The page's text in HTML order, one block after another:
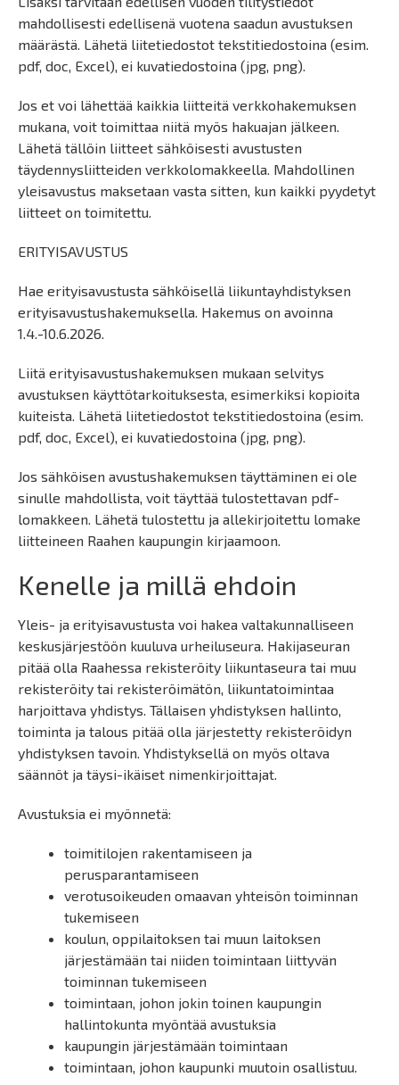
mahdollisesti edellisenä vuotena saadun avustuksen
määrästä. Lähetä liitetiedostot tekstitiedostoina (esim.
pdf, doc, Excel), ei kuvatiedostoina (jpg, png).
Jos et voi lähettää kaikkia liitteitä verkkohakemuksen
mukana, voit toimittaa niitä myös hakuajan jälkeen.
Lähetä tällöin liitteet sähköisesti avustusten
täydennysliitteiden verkkolomakkeella. Mahdollinen
yleisavustus maksetaan vasta sitten, kun kaikki pyydetyt
liitteet on toimitettu.
ERITYISAVUSTUS
Hae erityisavustusta sähköisellä liikuntayhdistyksen
erityisavustushakemuksella. Hakemus on avoinna
1.4.-10.6.2026.
Liitä erityisavustushakemuksen mukaan selvitys
avustuksen käyttötarkoituksesta, esimerkiksi kopioita
kuiteista. Lähetä liitetiedostot tekstitiedostoina (esim.
pdf, doc, Excel), ei kuvatiedostoina (jpg, png).
Jos sähköisen avustushakemuksen täyttäminen ei ole
sinulle mahdollista, voit täyttää tulostettavan pdf-
lomakkeen. Lähetä tulostettu ja allekirjoitettu lomake
liitteineen Raahen kaupungin kirjaamoon.
Kenelle ja millä ehdoin
Yleis- ja erityisavustusta voi hakea valtakunnalliseen
keskusjärjestöön kuuluva urheiluseura. Hakijaseuran
pitää olla Raahessa rekisteröity liikuntaseura tai muu
rekisteröity tai rekisteröimätön, liikuntatoimintaa
harjoittava yhdistys. Tällaisen yhdistyksen hallinto,
toiminta ja talous pitää olla järjestetty rekisteröidyn
yhdistyksen tavoin. Yhdistyksellä on myös oltava
säännöt ja täysi-ikäiset nimenkirjoittajat.
Avustuksia ei myönnetä:
toimitilojen rakentamiseen ja
perusparantamiseen
verotusoikeuden omaavan yhteisön toiminnan
tukemiseen
koulun, oppilaitoksen tai muun laitoksen
järjestämään tai niiden toimintaan liittyvän
toiminnan tukemiseen
toimintaan, johon jokin toinen kaupungin
hallintokunta myöntää avustuksia
kaupungin järjestämään toimintaan
toimintaan, johon kaupunki muutoin osallistuu.